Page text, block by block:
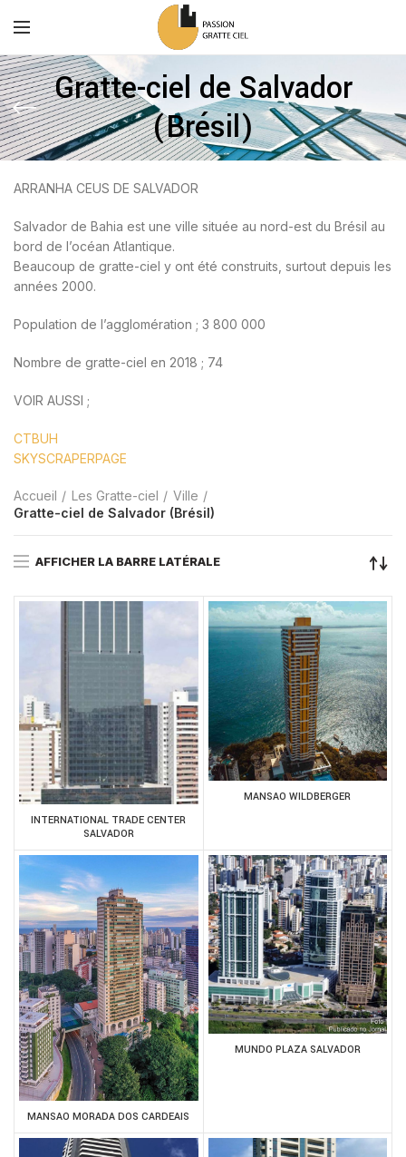
Gratte-ciel de Salvador
(Brésil)
ARRANHA CEUS DE SALVADOR
Salvador de Bahia est une ville située au nord-est du Brésil au
bord de l’océan Atlantique.
Beaucoup de gratte-ciel y ont été construits, surtout depuis les
années 2000.
Population de l’agglomération ; 3 800 000
Nombre de gratte-ciel en 2018 ; 74
VOIR AUSSI ;
CTBUH
SKYSCRAPERPAGE
Accueil Les Gratte-ciel
Ville
Gratte-ciel de Salvador (Brésil)
AFFICHER LA BARRE LATÉRALE
INTERNATIONAL TRADE CENTER
SALVADOR
MANSAO WILDBERGER
MANSAO MORADA DOS CARDEAIS
MUNDO PLAZA SALVADOR